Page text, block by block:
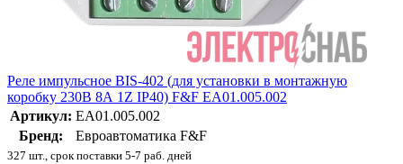
Реле импульсное BIS-402 (для установки в монтажную
коробку 230В 8А 1Z IP40) F&F EA01.005.002
Артикул: EA01.005.002
Бренд:
Евроавтоматика F&F
327 шт., срок поставки 5-7 раб. дней